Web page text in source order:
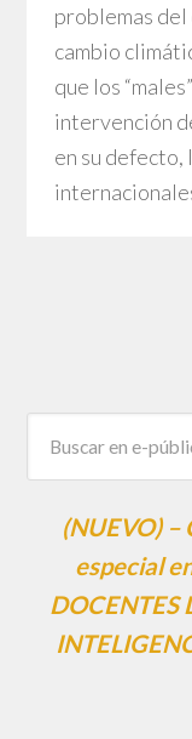
problemas
cambio
que los
intervención
en su
(NUEVO) –
especial
DOCENTES